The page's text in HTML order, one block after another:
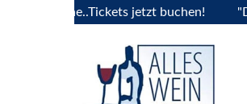
jetzt buchen! "Das